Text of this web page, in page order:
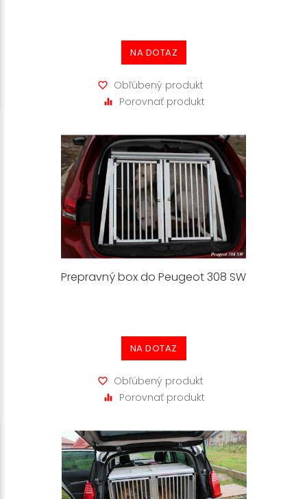
NA DOTAZ
Obľúbený produkt
Porovnať produkt
Prepravný box do Peugeot 308 SW
NA DOTAZ
Obľúbený produkt
Porovnať produkt